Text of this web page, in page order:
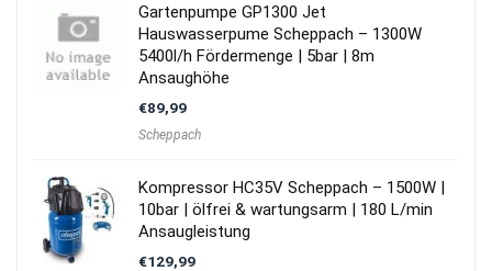
Gartenpumpe GP1300 Jet
Hauswasserpume Scheppach – 1300W
5400l/h Fördermenge | 5bar | 8m
Ansaughöhe
€89,99
Scheppach
Kompressor HC35V Scheppach – 1500W |
10bar | ölfrei & wartungsarm | 180 L/min
Ansaugleistung
€129,99